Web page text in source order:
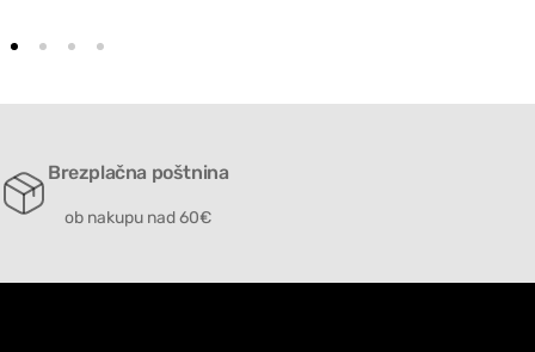
Brezplačna poštnina
ob nakupu nad 60€